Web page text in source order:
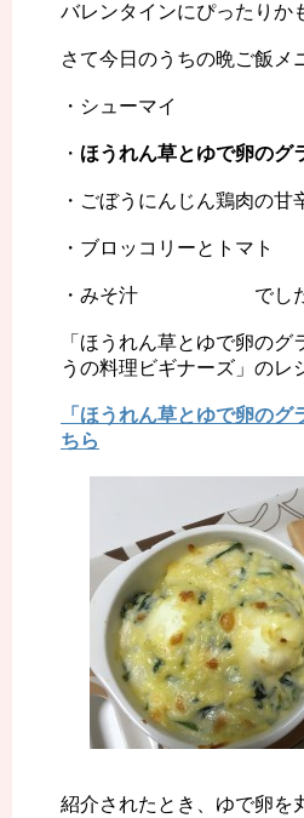
バレンタインにぴったりか
さて今日のうちの晩ご飯メ
・シューマイ
・ ほうれん草とゆで卵のグ
・ごぼうにんじん鶏肉の甘
・ブロッコリーとトマト
・みそ汁 でした
「ほうれん草とゆで卵のグ
うの料理ビギナーズ」のレ
「ほうれん草とゆで卵のグ
ちら
紹介されたとき、ゆで卵を